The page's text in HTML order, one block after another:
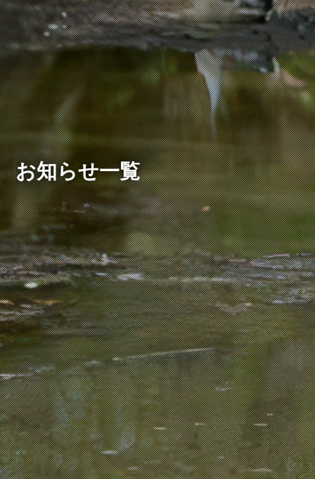
お知らせ一覧